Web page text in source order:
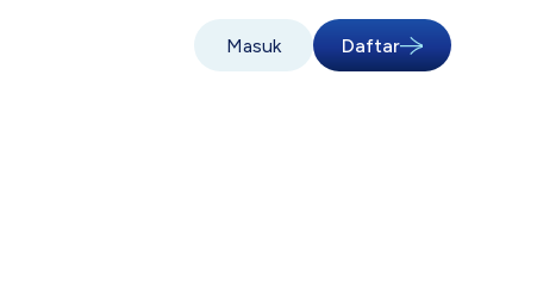
Masuk Daftar